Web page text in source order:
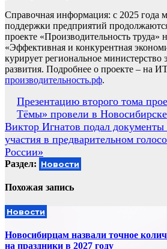
Справочная информация: с 2025 года
поддержки предприятий
проекте «Производительность труда»
«Эффективная и конкурентная
курирует региональное министерство
развития. Подробнее о проекте – на
производительность.рф.
Навигация
по
записям
Презентацию второго тома
Тёмы» провели в Новосибирске
Виктор Игнатов подал документы
участия в предварительном
России»
Раздел: Новости
Похожая запись
Новости
Новосибирцам назвали точное
на праздники в 2027 году